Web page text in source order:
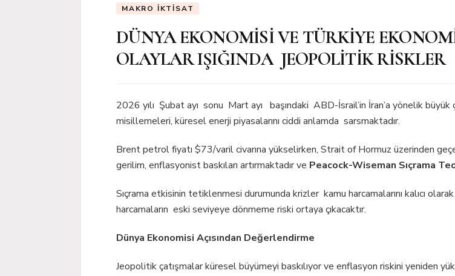
MAKRO İKTISAT
DÜNYA EKONOMİSİ VE TÜRKİYE
OLAYLAR IŞIĞINDA JEOPOLİTİK RİSKLER
2026 yılı Şubat ayı sonu Mart ayı başındaki ABD-İsrail’in İran’a yönelik büyük
misillemeleri, küresel enerji piyasalarını ciddi anlamda sarsmaktadır.
Brent petrol fiyatı $73/varil civarına yükselirken, Strait of Hormuz üzerinden
gerilim, enflasyonist baskıları artırmaktadır ve Peacock-Wiseman Sıçrama
Sıçrama etkisinin tetiklenmesi durumunda krizler kamu harcamalarını kalıcı
harcamaların eski seviyeye dönmeme riski ortaya çıkacaktır.
Dünya Ekonomisi Açısından Değerlendirme
Jeopolitik çatışmalar küresel büyümeyi baskılıyor ve enflasyon riskini yeniden